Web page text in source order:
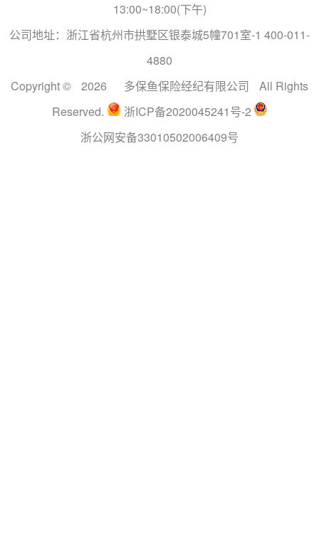
13:00~18:00(下午)
公司地址：浙江省杭州市拱墅区银泰城5幢701室-1 400-011-
4880
Copyright ©
2026 多保鱼保险经纪有限公司
All Rights
Reserved.
浙ICP备2020045241号-2
浙公网安备33010502006409号